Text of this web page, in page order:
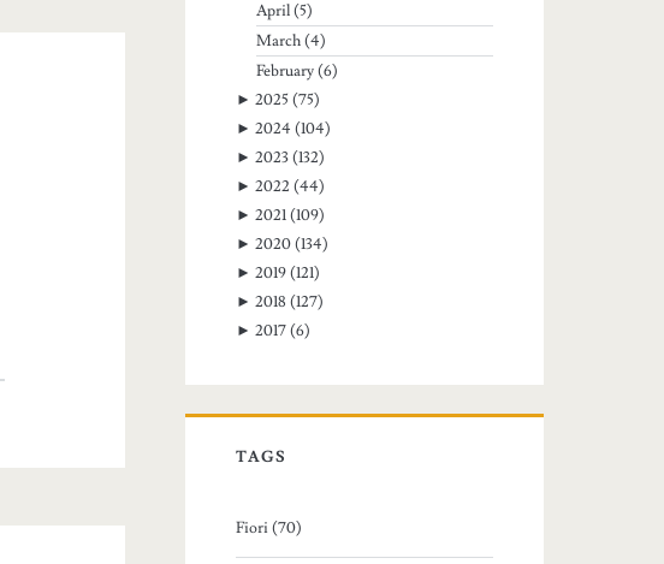
April (5)
March (4)
February (6)
► 2025 (75)
► 2024 (104)
► 2023 (132)
► 2022 (44)
► 2021 (109)
► 2020 (134)
► 2019 (121)
► 2018 (127)
► 2017 (6)
TAGS
Fiori (70)